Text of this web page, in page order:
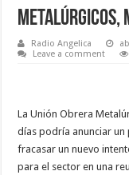
Metalúrgicos,
Radio Angelica
Leave a comment
La Unión Obrera
días podría anunciar un
fracasar un nuevo
para el sector en una